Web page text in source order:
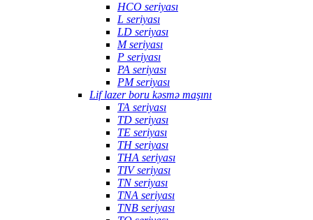
HCO seriyası
L seriyası
LD seriyası
M seriyası
P seriyası
PA seriyası
PM seriyası
Lif lazer boru kəsmə maşını
TA seriyası
TD seriyası
TE seriyası
TH seriyası
THA seriyası
TIV seriyası
TN seriyası
TNA seriyası
TNB seriyası